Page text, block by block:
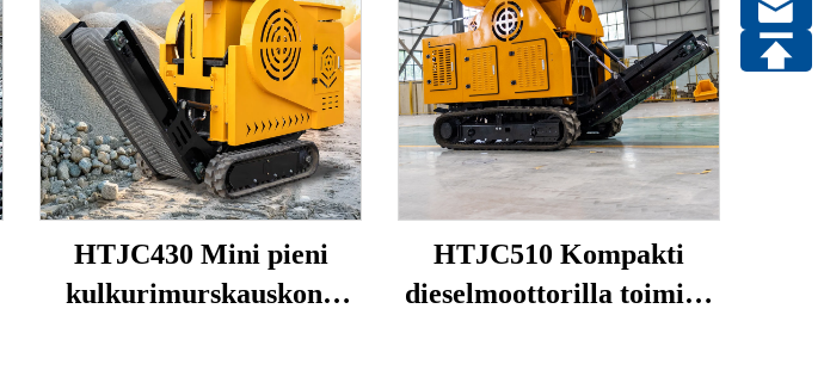
HTJC430 Mini pieni
kulkurimurskauskone
HTJC510 Kompakti
dieselmoottorilla toimiva